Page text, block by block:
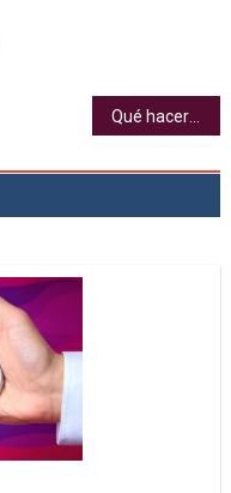
Qué hacer antes de vender tus dispositivos electrónicos usados: consejos para evitar que recuperen tus datos